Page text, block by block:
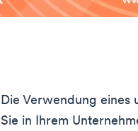
Die Verwendung eines
Sie in Ihrem